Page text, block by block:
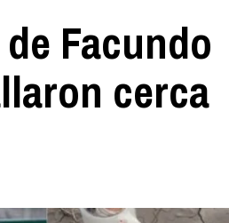
Facundo
cerca